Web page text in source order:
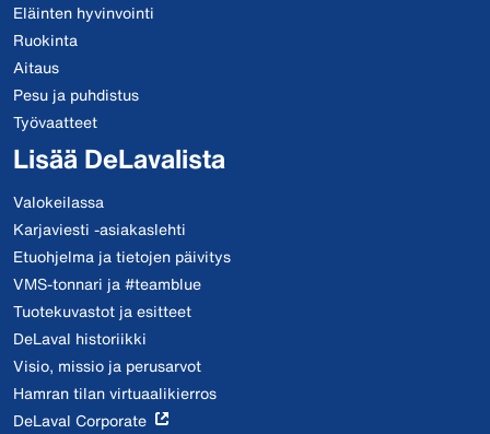
Eläinten hyvinvointi
Ruokinta
Aitaus
Pesu ja puhdistus
Työvaatteet
Lisää DeLavalista
Valokeilassa
Karjaviesti -asiakaslehti
Etuohjelma ja tietojen päivitys
VMS-tonnari ja #teamblue
Tuotekuvastot ja esitteet
DeLaval historiikki
Visio, missio ja perusarvot
Hamran tilan virtuaalikierros
DeLaval Corporate